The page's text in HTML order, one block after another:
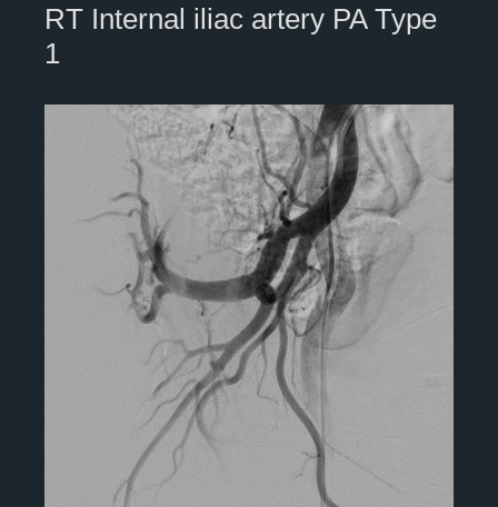
RT Internal iliac artery PA Type
1